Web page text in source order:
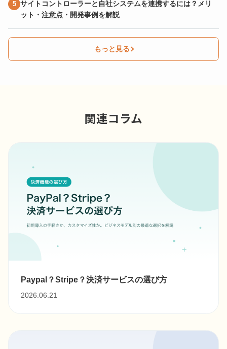
サイトコントローラーと自社システムを連携するには？メリ
ット・注意点・開発事例を解説
もっと見る
関連コラム
Paypal？Stripe？決済サービスの選び方
2026.06.21